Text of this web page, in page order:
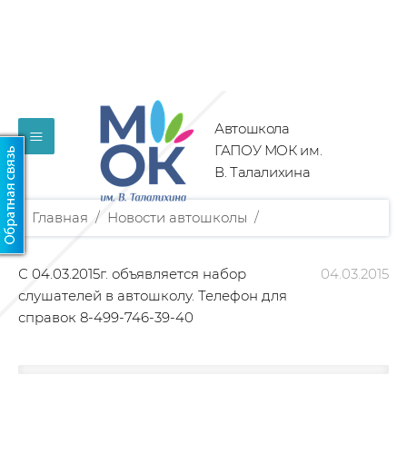
Автошкола
ГАПОУ МОК им.
В. Талалихина
≡
Главная / Новости автошколы /
04.03.2015
С 04.03.2015г. объявляется набор
слушателей в автошколу. Телефон для
справок 8-499-746-39-40